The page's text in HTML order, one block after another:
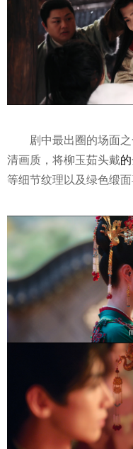
剧中最出圈的场面
清画质，将柳玉茹头戴的
等细节纹理以及绿色缎